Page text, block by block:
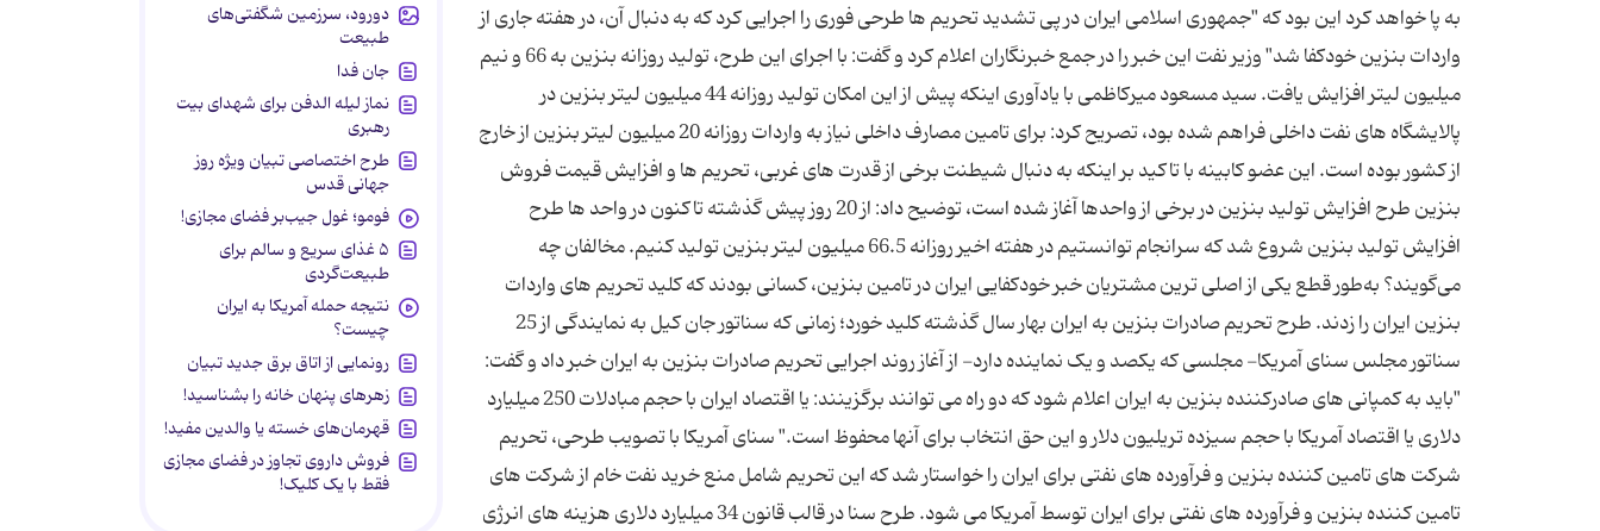
به پا خواهد کرد این بود که "جمهوری اسلامی ایران در پی تشدید تحریم‌ ها طرحی فوری را اجرایی کرد که به دنبال آن، در هفته جاری از
واردات بنزین خودکفا شد" وزیر نفت این خبر را در جمع خبرنگاران اعلام کرد و گفت: با اجرای این طرح، تولید روزانه بنزین به 66 و نیم
میلیون لیتر افزایش یافت. سید مسعود میرکاظمی با یادآوری اینکه پیش از این امکان تولید روزانه 44 میلیون لیتر بنزین در
پالایشگاه های نفت داخلی فراهم شده بود، تصریح کرد: برای تامین مصارف داخلی نیاز به واردات روزانه 20 میلیون لیتر بنزین از خارج
از کشور بوده است. این عضو کابینه با تاکید بر اینکه به دنبال شیطنت برخی از قدرت های غربی، تحریم ‌ها و افزایش قیمت فروش
بنزین طرح افزایش تولید بنزین در برخی از واحدها آغاز شده است، توضیح داد: از 20 روز پیش گذشته تاکنون در واحد ها طرح
افزایش تولید بنزین شروع شد که سرانجام توانستیم در هفته اخیر روزانه 66.5 میلیون لیتر بنزین تولید کنیم. مخالفان چه
می‌گویند؟ به‌طور قطع یکی از اصلی ‌ترین مشتریان خبر خودکفایی ایران در تامین بنزین، کسانی بودند که کلید تحریم‌ های واردات
بنزین ایران را زدند. طرح تحریم صادرات بنزین به ایران بهار سال گذشته کلید خورد؛ زمانی که سناتور جان کیل به نمایندگی از 25
سناتور مجلس سنای آمریکا- مجلسی که یکصد و یک نماینده دارد- از آغاز روند اجرایی تحریم صادرات بنزین به ایران خبر داد و گفت:
"باید به کمپانی های صادرکننده بنزین به ایران اعلام شود که دو راه می توانند برگزینند: یا اقتصاد ایران با حجم مبادلات 250 میلیارد
دلاری یا اقتصاد آمریکا با حجم سیزده تریلیون دلار و این حق انتخاب برای آنها محفوظ است." سنای آمریکا با تصویب طرحی، تحریم
شرکت های تامین کننده بنزین و فرآورده های نفتی برای ایران را خواستار شد که این تحریم شامل منع خرید نفت خام از شرکت های
تامین کننده بنزین و فرآورده های نفتی برای ایران توسط آمریکا می شود. طرح سنا در قالب قانون 34 میلیارد دلاری هزینه های انرژی
دورود، سرزمین شگفتی‌های
طبیعت
جان فدا
نماز لیله الدفن برای شهدای بیت
رهبری
طرح اختصاصی تبیان ویژه روز
جهانی قدس
فومو؛ غول جیب‌بر فضای مجازی!
۵ غذای سریع و سالم برای
طبیعت‌گردی
نتیجه حمله آمریکا به ایران
چیست؟
رونمایی از اتاق برق جدید تبیان
زهرهای پنهان خانه را بشناسید!
قهرمان‌های خسته یا والدین مفید!
فروش داروی تجاوز در فضای مجازی
فقط با یک کلیک!